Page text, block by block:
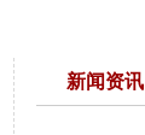
新闻资讯